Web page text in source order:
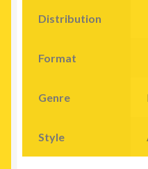
Distribution
Format
Genre
Style